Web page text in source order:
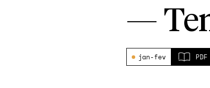
—
jan-fev PDF